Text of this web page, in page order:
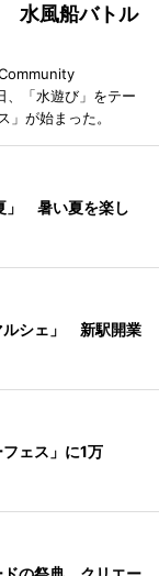
水風船バトル
、「水遊び」をテー
」が始まった。
」 暑い夏を楽し
ルシェ」 新駅開業
ェス」に1万